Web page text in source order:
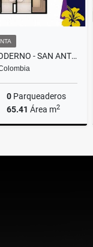
APARTAMENTO MODERNO - SAN ANTONIO DE PEREIRA
0 Parqueaderos
65.41 Área m2